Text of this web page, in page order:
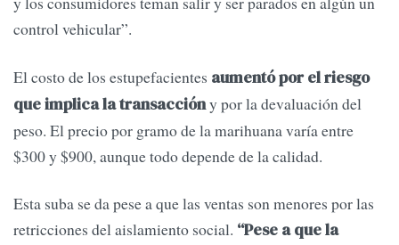
control vehicular”.
El costo de los estupefacientes aumentó por el riesgo
que implica la transaccióny por la devaluación del
peso. El precio por gramo de la marihuana varía entre
$300 y $900, aunque todo depende de la calidad.
Esta suba se da pese a que las ventas son menores por las
retricciones del aislamiento social. “Pese a que la